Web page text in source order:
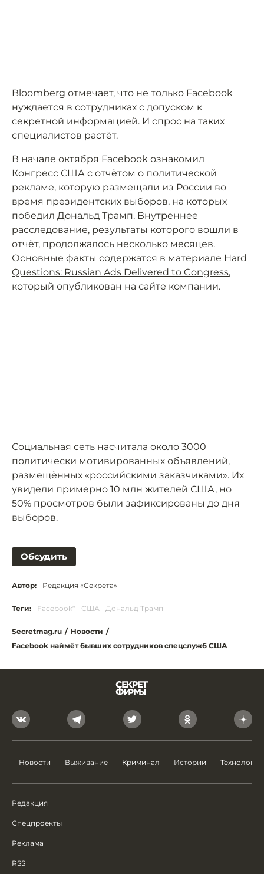
Bloomberg отмечает, что не только Facebook
нуждается в сотрудниках с допуском к
секретной информацией. И спрос на таких
специалистов растёт.
В начале октября Facebook ознакомил
Конгресс США с отчётом о политической
рекламе, которую размещали из России во
время президентских выборов, на которых
победил Дональд Трамп. Внутреннее
расследование, результаты которого вошли в
отчёт, продолжалось несколько месяцев.
Основные факты содержатся в материале Hard
Questions: Russian Ads Delivered to Congress,
который опубликован на сайте компании.
Социальная сеть насчитала около 3000
политически мотивированных объявлений,
размещённых «российскими заказчиками». Их
увидели примерно 10 млн жителей США, но
50% просмотров были зафиксированы до дня
выборов.
Обсудить
Автор: Редакция «Секрета»
Теги: Facebook* США Дональд Трамп
Secretmag.ru / Новости /
Facebook наймёт бывших сотрудников спецслужб США
Новости Выживание Криминал Истории Технологии
Редакция
Спецпроекты
Реклама
RSS